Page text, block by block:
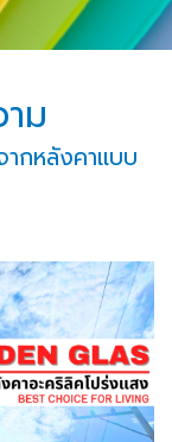
ม
กหลังคาแบบ